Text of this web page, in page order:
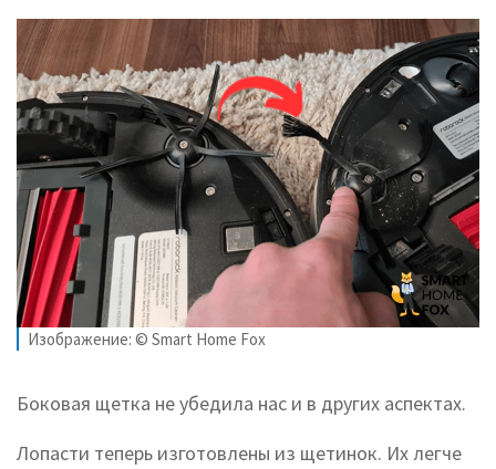
Изображение: © Smart Home Fox
Боковая щетка не убедила нас и в других аспектах.
Лопасти теперь изготовлены из щетинок. Их легче